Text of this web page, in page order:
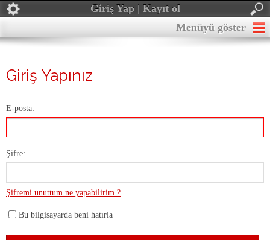
Giriş Yap | Kayıt ol
Menüyü göster
Giriş Yapınız
E-posta:
Şifre:
Şifremi unuttum ne yapabilirim ?
Bu bilgisayarda beni hatırla